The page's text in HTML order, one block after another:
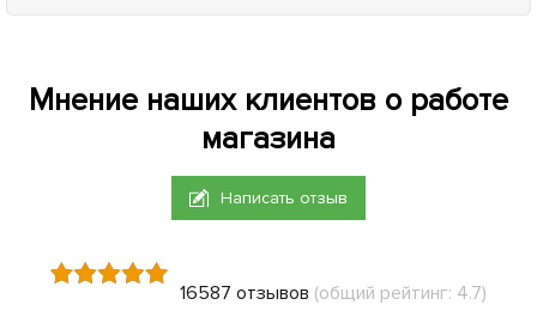
Мнение наших клиентов о работе
магазина
Написать отзыв
16587 отзывов (общий рейтинг: 4.7)